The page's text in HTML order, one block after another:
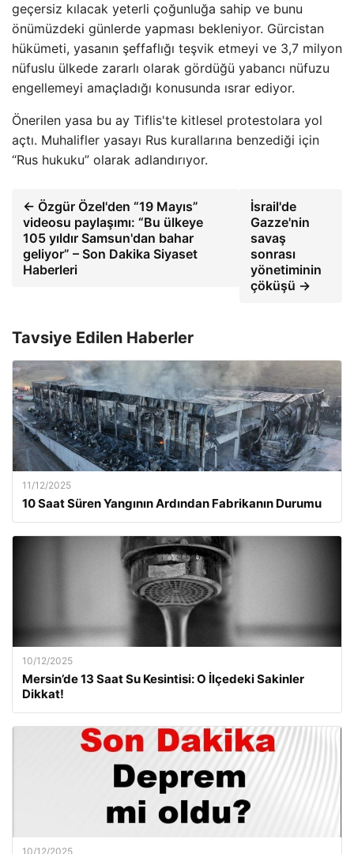
geçersiz kılacak yeterli çoğunluğa sahip ve bunu
önümüzdeki günlerde yapması bekleniyor. Gürcistan
hükümeti, yasanın şeffaflığı teşvik etmeyi ve 3,7 milyon
nüfuslu ülkede zararlı olarak gördüğü yabancı nüfuzu
engellemeyi amaçladığı konusunda ısrar ediyor.
Önerilen yasa bu ay Tiflis'te kitlesel protestolara yol
açtı. Muhalifler yasayı Rus kurallarına benzediği için
“Rus hukuku” olarak adlandırıyor.
← Özgür Özel'den “19 Mayıs”
videosu paylaşımı: “Bu ülkeye
105 yıldır Samsun'dan bahar
geliyor” – Son Dakika Siyaset
Haberleri
İsrail'de
Gazze'nin
savaş
sonrası
yönetiminin
çöküşü →
Tavsiye Edilen Haberler
11/12/2025
10 Saat Süren Yangının Ardından Fabrikanın Durumu
10/12/2025
Mersin’de 13 Saat Su Kesintisi: O İlçedeki Sakinler
Dikkat!
10/12/2025